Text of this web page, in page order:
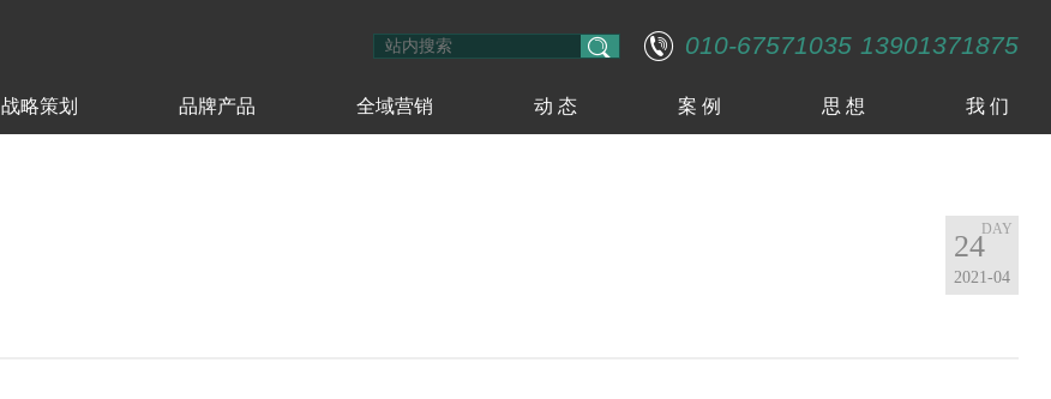
010-67571035 13901371875
战略策划 品牌产品 全域营销 动 态 案 例 思 想 我 们
24
2021-04